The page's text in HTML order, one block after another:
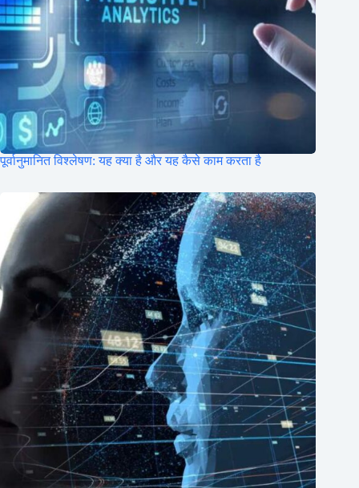
पूर्वानुमानित विश्लेषण: यह क्या है और यह कैसे काम करता है